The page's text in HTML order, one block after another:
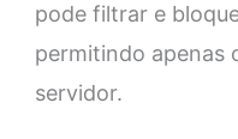
pode filtrar e
permitindo apenas
servidor.